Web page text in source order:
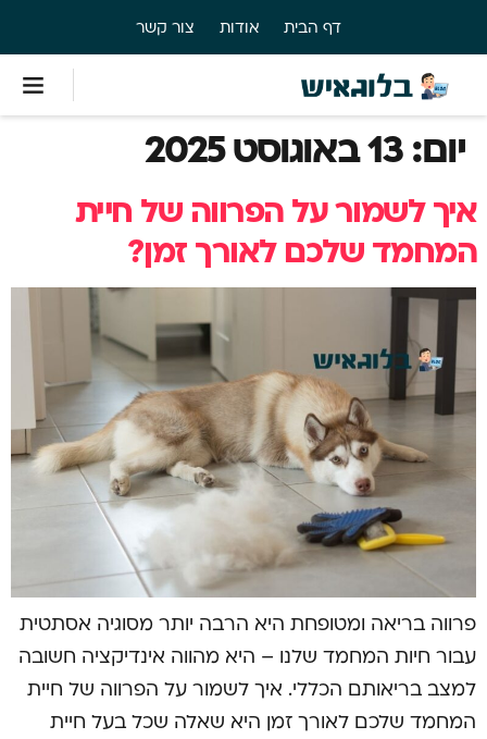
דף הבית אודות צור קשר
יום:13 באוגוסט 2025
איך לשמור על הפרווה של חיית
המחמד שלכם לאורך זמן?
פרווה בריאה ומטופחת היא הרבה יותר מסוגיה אסתטית
עבור חיות המחמד שלנו – היא מהווה אינדיקציה חשובה
למצב בריאותם הכללי. איך לשמור על הפרווה של חיית
המחמד שלכם לאורך זמן היא שאלה שכל בעל חיית